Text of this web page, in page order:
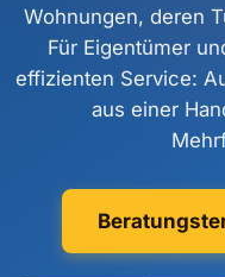
Wohnungen, deren
Für Eigentümer
effizienten Service:
aus einer